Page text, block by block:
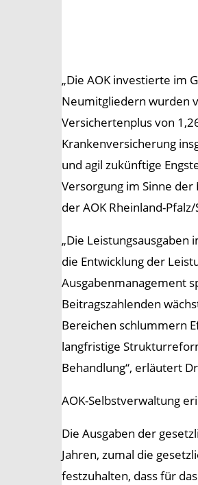
„Die AOK investierte im
Neumitgliedern wurden
Versichertenplus von
Krankenversicherung
und agil zukünftige
Versorgung im Sinne
der AOK Rheinland-
„Die Leistungsausgaben
die Entwicklung der
Ausgabenmanagement
Beitragszahlenden
Bereichen schlummern
langfristige
Behandlung“, erläutert
AOK-Selbstverwaltung
Die Ausgaben der
Jahren, zumal die
festzuhalten, dass für